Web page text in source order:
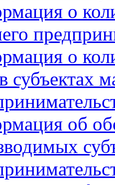
о
о
субъектах
об